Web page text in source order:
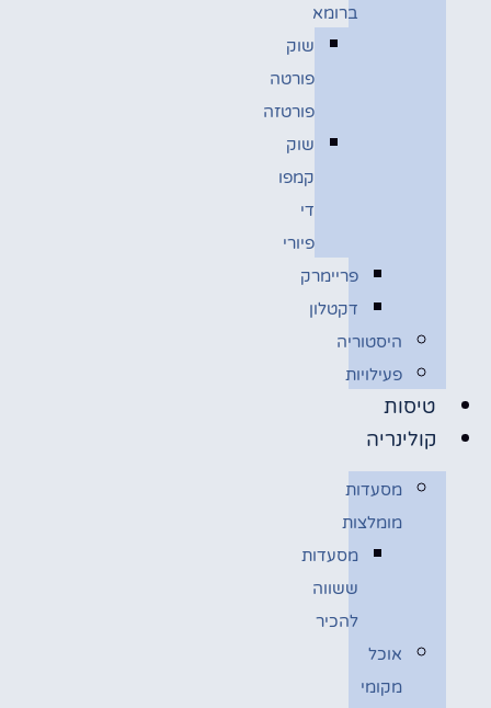
ברומא
שוק
פורטה
פורטזה
שוק
קמפו
די
פיורי
פריימרק
דקטלון
היסטוריה
פעילויות
טיסות
קולינריה
מסעדות
מומלצות
מסעדות
ששווה
להכיר
אוכל
מקומי